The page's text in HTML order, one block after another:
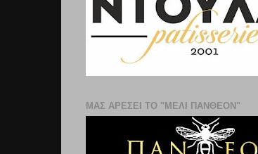
ΜΑΣ ΑΡΕΣΕΙ ΤΟ "ΜΕΛΙ ΠΑΝΘΕΟΝ"